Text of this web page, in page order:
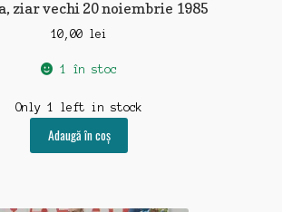
ziar vechi 20 noiembrie 1985
10,00 lei
1 în stoc
Only 1 left in stock
Adaugă în coș